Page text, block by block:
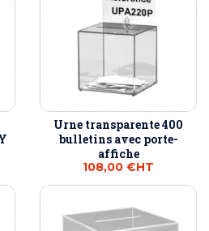
Urne transparente 400
bulletins avec porte-
affiche
108,00 €HT